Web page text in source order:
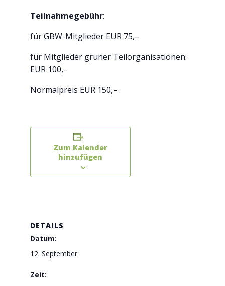
Teilnahmegebühr:
für GBW-Mitglieder EUR 75,–
für Mitglieder grüner Teilorganisationen:
EUR 100,–
Normalpreis EUR 150,–
Zum Kalender
hinzufügen
DETAILS
Datum:
12. September
Zeit: